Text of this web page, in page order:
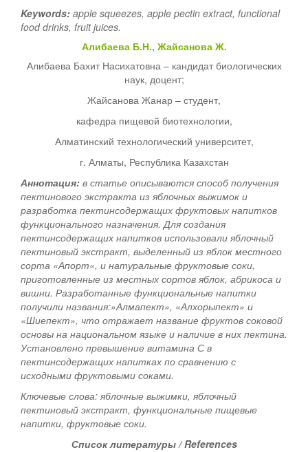
Keywords: apple squeezes, apple pectin extract, functional
food drinks, fruit juices.
Алибаева Б.Н., Жайсанова Ж.
Алибаева Бахит Насихатовна – кандидат биологических
наук, доцент;
Жайсанова Жанар – студент,
кафедра пищевой биотехнологии,
Алматинский технологический университет,
г. Алматы, Республика Казахстан
Аннотация: в статье описываются способ получения
пектинового экстракта из яблочных выжимок и
разработка пектинсодержащих фруктовых напитков
функционального назначения. Для создания
пектинсодержащих напитков использовали яблочный
пектиновый экстракт, выделенный из яблок местного
сорта «Апорт«, и натуральные фруктовые соки,
приготовленные из местных сортов яблок, абрикоса и
вишни. Разработанные функциональные напитки
получили названия:»Алмапект», «Алхорыпект» и
«Шиепект», что отражает название фруктов соковой
основы на национальном языке и наличие в них пектина.
Установлено превышение витамина С в
пектинсодержащих напитках по сравнению с
исходными фруктовыми соками.
Ключевые слова: яблочные выжимки, яблочный
пектиновый экстракт, функциональные пищевые
напитки, фруктовые соки.
Список литературы / References